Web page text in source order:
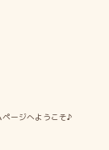
ージへようこそ♪